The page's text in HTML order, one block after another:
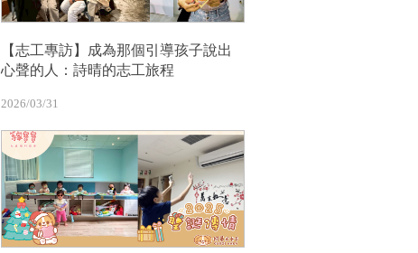
【志工專訪】成為那個引導孩子說出
心聲的人：詩晴的志工旅程
2026/03/31